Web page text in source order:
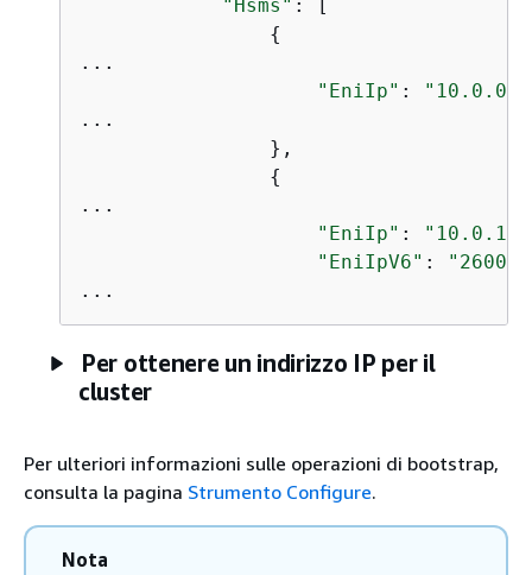
"Hsms" : [
{
...
"EniIp" :
...
                },
{
...
"EniIp" :
"EniIpV6" :
...
Per ottenere un indirizzo IP per il
cluster
Per ulteriori informazioni sulle operazioni di bootstrap,
consulta la pagina Strumento Configure.
Nota